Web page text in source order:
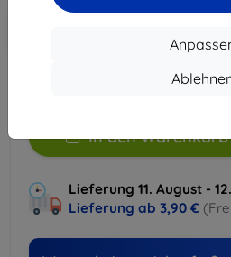
In den Warenkorb
Lieferung 11. August -
Lieferung ab 3,90 €